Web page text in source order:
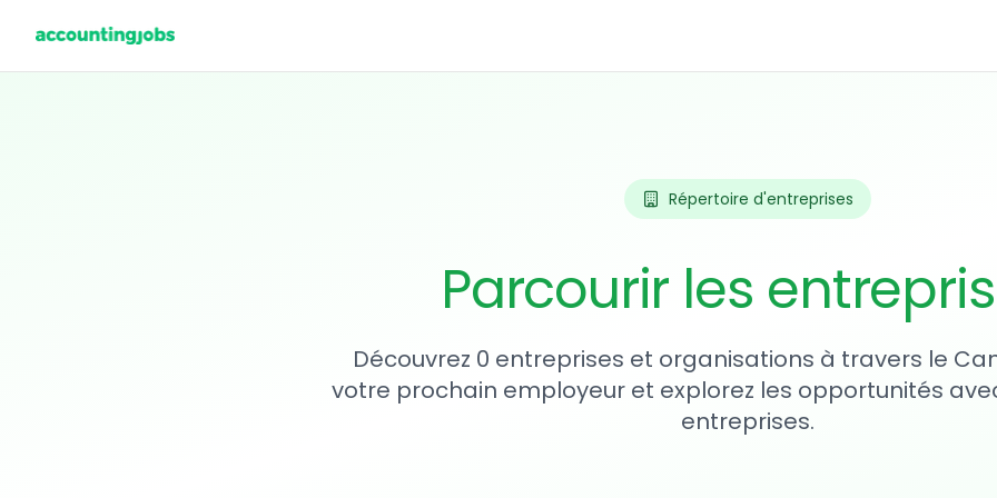
Répertoire d'entreprises
Parcourir les
Découvrez 0 entreprises et organisations à travers le
votre prochain employeur et explorez les opportunités
entreprises.